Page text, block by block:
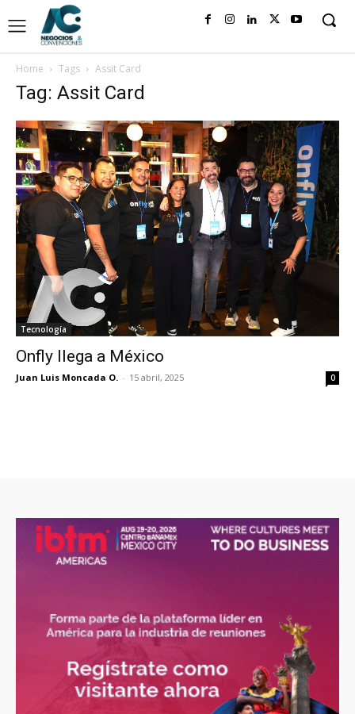
Home Tags Assit Card
Tag: Assit Card
Tecnología
Onfly llega a México
Juan Luis Moncada O. - 15 abril, 2025 0